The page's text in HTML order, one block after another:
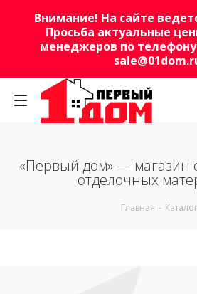
Внимание! На сайте
Просьба актуальные
менеджеров по
«Первый дом» — магазин
отделочных
Главная - Каталог